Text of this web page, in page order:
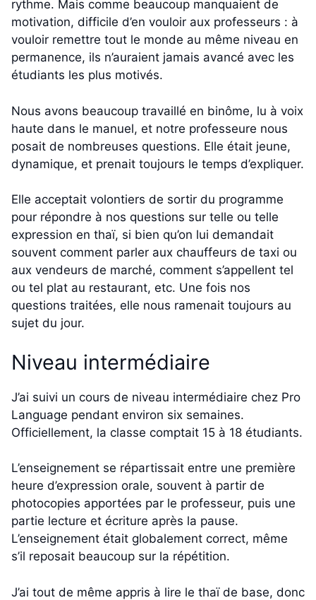
rythme. Mais comme beaucoup manquaient de
motivation, difficile d’en vouloir aux professeurs : à
vouloir remettre tout le monde au même niveau en
permanence, ils n’auraient jamais avancé avec les
étudiants les plus motivés.
Nous avons beaucoup travaillé en binôme, lu à voix
haute dans le manuel, et notre professeure nous
posait de nombreuses questions. Elle était jeune,
dynamique, et prenait toujours le temps d’expliquer.
Elle acceptait volontiers de sortir du programme
pour répondre à nos questions sur telle ou telle
expression en thaï, si bien qu’on lui demandait
souvent comment parler aux chauffeurs de taxi ou
aux vendeurs de marché, comment s’appellent tel
ou tel plat au restaurant, etc. Une fois nos
questions traitées, elle nous ramenait toujours au
sujet du jour.
Niveau intermédiaire
J’ai suivi un cours de niveau intermédiaire chez Pro
Language pendant environ six semaines.
Officiellement, la classe comptait 15 à 18 étudiants.
L’enseignement se répartissait entre une première
heure d’expression orale, souvent à partir de
photocopies apportées par le professeur, puis une
partie lecture et écriture après la pause.
L’enseignement était globalement correct, même
s’il reposait beaucoup sur la répétition.
J’ai tout de même appris à lire le thaï de base, donc